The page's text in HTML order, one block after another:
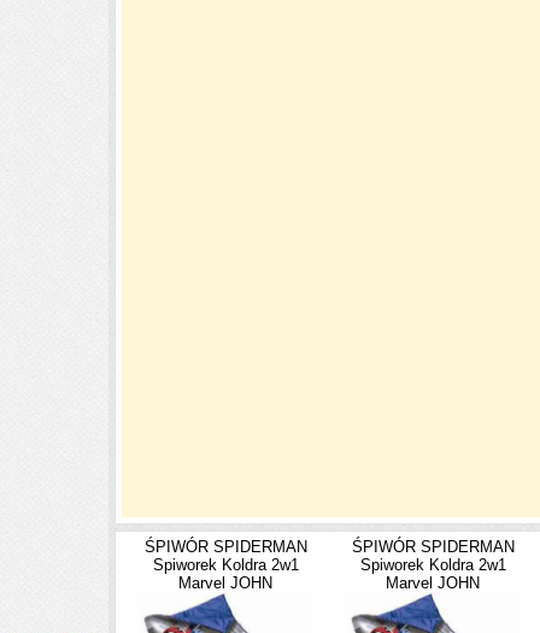
ŚPIWÓR SPIDERMAN
Spiworek Koldra 2w1
Marvel JOHN
ŚPIWÓR SPIDERMAN
Spiworek Koldra 2w1
Marvel JOHN